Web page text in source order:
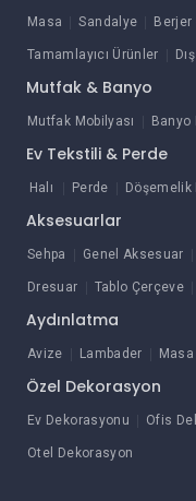
Masa Sandalye Berjer
Tamamlayıcı Ürünler
Mutfak & Banyo
Mutfak Mobilyası Banyo
Ev Tekstili & Perde
Halı Perde Döşemelik
Aksesuarlar
Sehpa Genel Aksesuar
Dresuar Tablo Çerçeve
Aydınlatma
Avize Lambader Masa
Özel Dekorasyon
Ev Dekorasyonu Ofis
Otel Dekorasyon